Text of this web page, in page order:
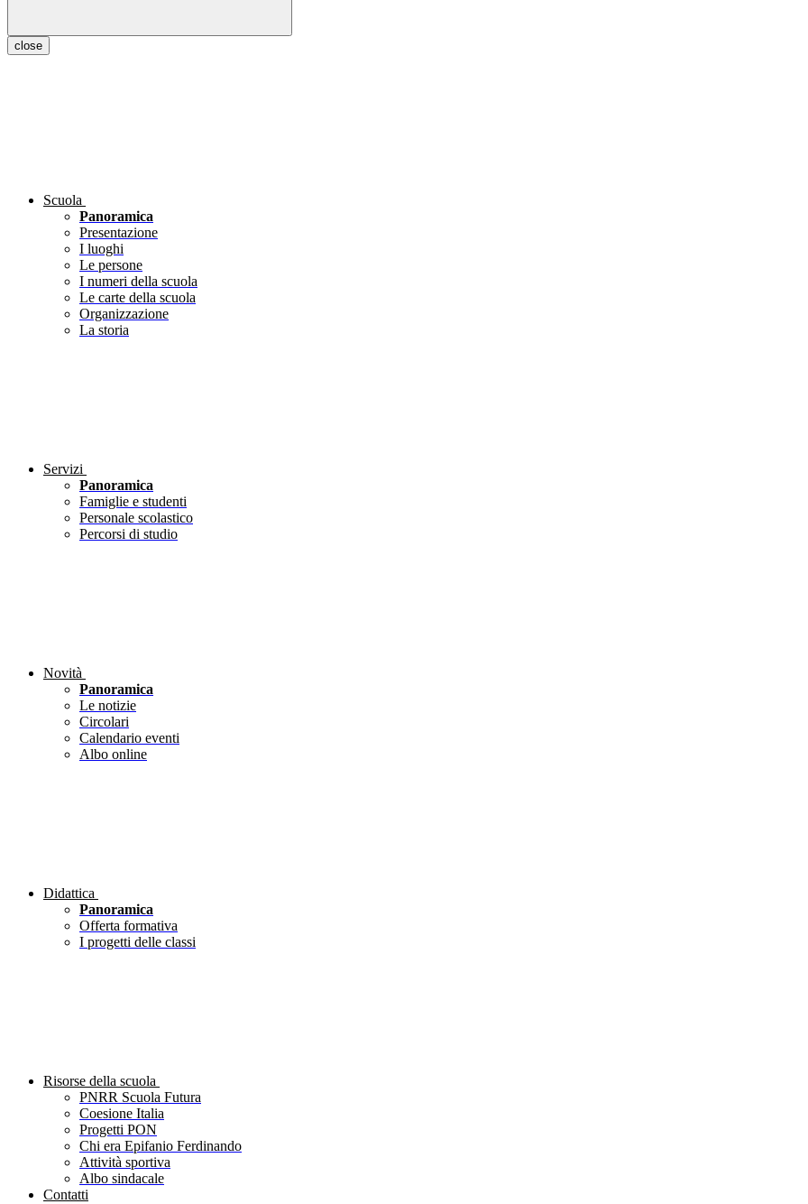
close
Scuola
Panoramica
Presentazione
I luoghi
Le persone
I numeri della scuola
Le carte della scuola
Organizzazione
La storia
Servizi
Panoramica
Famiglie e studenti
Personale scolastico
Percorsi di studio
Novità
Panoramica
Le notizie
Circolari
Calendario eventi
Albo online
Didattica
Panoramica
Offerta formativa
I progetti delle classi
Risorse della scuola
PNRR Scuola Futura
Coesione Italia
Progetti PON
Chi era Epifanio Ferdinando
Attività sportiva
Albo sindacale
Contatti